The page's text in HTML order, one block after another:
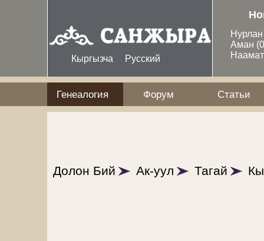
Кыргызча Русский
Аман
Генеалогия Форум Статьи
Долон Бий Ак-уул Тагай